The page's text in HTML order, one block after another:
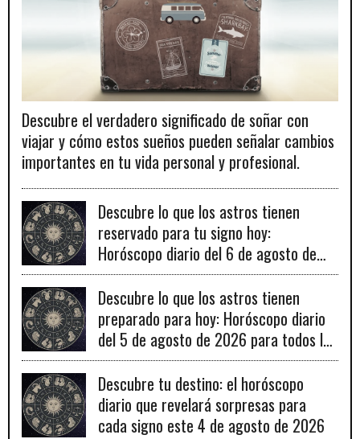
Descubre el verdadero significado de soñar con
viajar y cómo estos sueños pueden señalar cambios
importantes en tu vida personal y profesional.
Descubre lo que los astros tienen
reservado para tu signo hoy:
Horóscopo diario del 6 de agosto de
2026
Descubre lo que los astros tienen
preparado para hoy: Horóscopo diario
del 5 de agosto de 2026 para todos los
signos zodiacales.
Descubre tu destino: el horóscopo
diario que revelará sorpresas para
cada signo este 4 de agosto de 2026